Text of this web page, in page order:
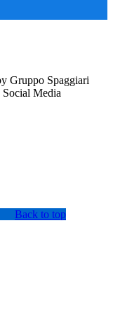
Gruppo Spaggiari
Media
Back to top